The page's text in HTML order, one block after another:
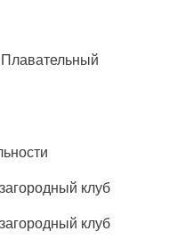
клуб
клуб